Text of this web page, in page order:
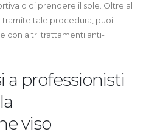
o di prendere il sole. Oltre al
tramite tale procedura, puoi
con altri trattamenti anti-
a professionisti
viso